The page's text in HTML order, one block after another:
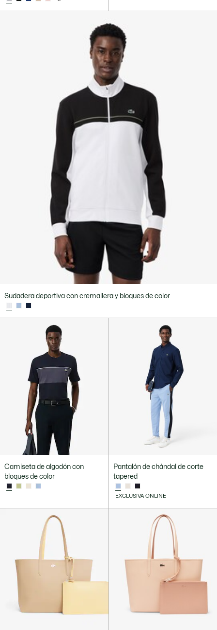
Sudadera deportiva con cremallera y bloques de color
Camiseta de algodón con
bloques de color
Pantalón de chándal de corte
tapered
EXCLUSIVA ONLINE